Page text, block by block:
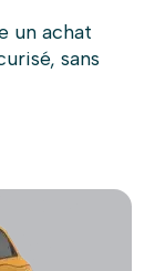
un achat
sans